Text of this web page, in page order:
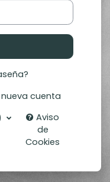
cuenta
Aviso
de
Cookies